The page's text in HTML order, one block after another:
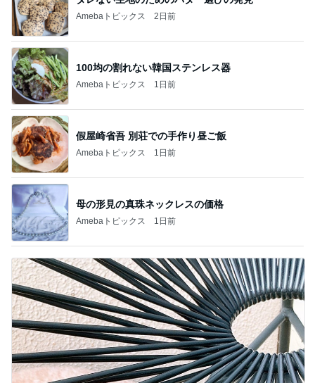
Amebaトピックス 2日前
100均の割れない韓国ステンレス器
Amebaトピックス 1日前
假屋崎省吾 別荘での手作り昼ご飯
Amebaトピックス 1日前
母の形見の真珠ネックレスの価格
Amebaトピックス 1日前